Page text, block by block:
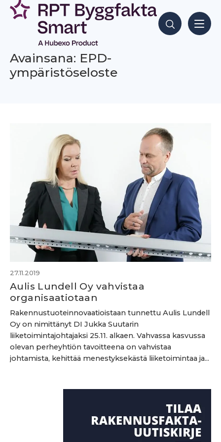
Siirry
sisältöön
Hae sisältöjä
Avainsana: EPD-
ympäristöseloste
27.11.2019
Aulis Lundell Oy vahvistaa
organisaatiotaan
Rakennustuoteinnovaatioistaan tunnettu Aulis Lundell
Oy on nimittänyt DI Jukka Suutarin
liiketoimintajohtajaksi 25.11. alkaen. Vahvassa kasvussa
olevan perheyhtiön tavoitteena on vahvistaa
johtamista, kehittää menestyksekästä liiketoimintaa ja...